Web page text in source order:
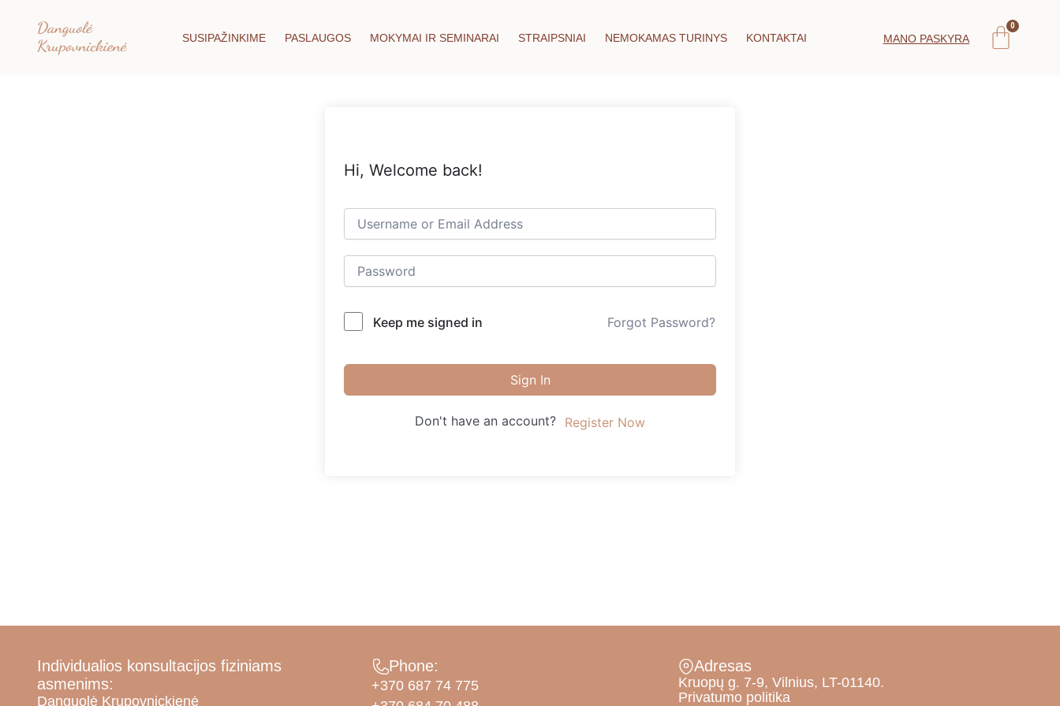
SUSIPAŽINKIME PASLAUGOS MOKYMAI IR SEMINARAI STRAIPSNIAI NEMOKAMAS TURINYS KONTAKTAI MANO PASKYRA
Hi, Welcome back!
Keep me signed in Forgot Password?
Sign In
Don't have an account? Register Now
Individualios konsultacijos fiziniams
asmenims:
Danguolė Krupovnickienė
Phone:
+370 687 74 775
Adresas
Kruopų g. 7-9, Vilnius, LT-01140.
Privatumo politika